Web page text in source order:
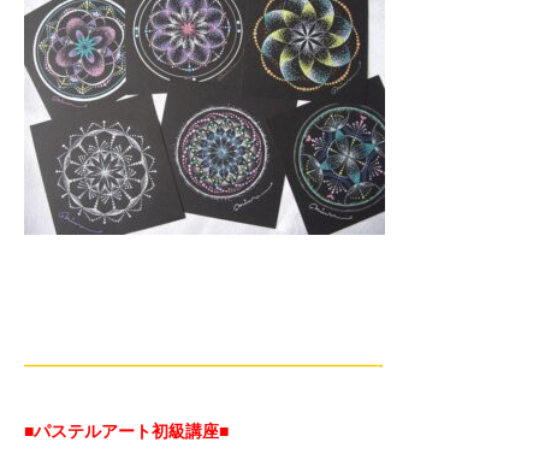
—————————————————————-
■パステルアート初級講座■